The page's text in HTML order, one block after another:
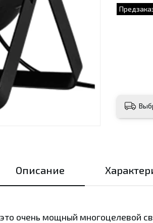
Описание
очень мощный многоцелевой